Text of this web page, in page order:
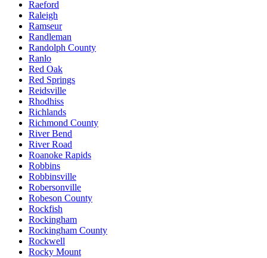
Raeford
Raleigh
Ramseur
Randleman
Randolph County
Ranlo
Red Oak
Red Springs
Reidsville
Rhodhiss
Richlands
Richmond County
River Bend
River Road
Roanoke Rapids
Robbins
Robbinsville
Robersonville
Robeson County
Rockfish
Rockingham
Rockingham County
Rockwell
Rocky Mount